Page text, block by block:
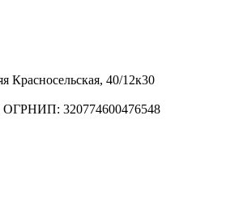
Красносельская, 40/12к30
320774600476548